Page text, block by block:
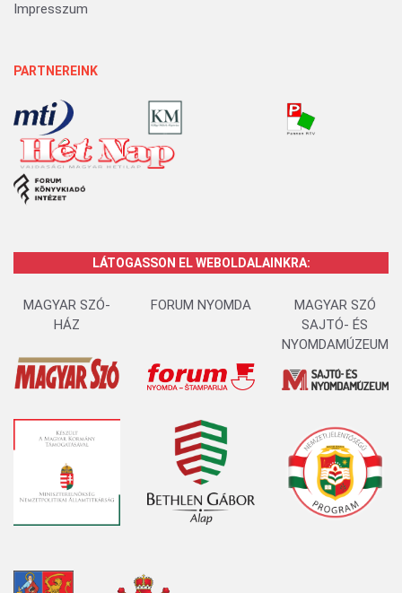
Impresszum
PARTNEREINK
LÁTOGASSON EL WEBOLDALAINKRA:
MAGYAR SZÓ-
HÁZ
FORUM NYOMDA
MAGYAR SZÓ
SAJTÓ- ÉS
NYOMDAMÚZEUM